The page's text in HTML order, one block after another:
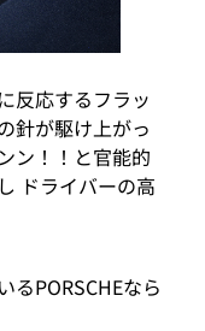
反応するフラッ
針が駆け上がっ
ン！！と官能的
ドライバーの高
るPORSCHEなら